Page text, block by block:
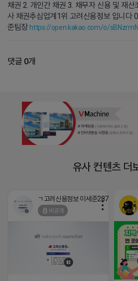
채권 2. 개인간 채권 3. 채무자 신용 및 재
사 채권추심업계1위 고려신용정보 입니
준팀장https://open.kakao.com/o/
댓글 0개
유사 컨텐츠 더
비공개